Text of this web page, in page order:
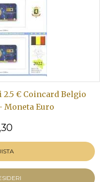
€ Coincard Belgio
Moneta Euro